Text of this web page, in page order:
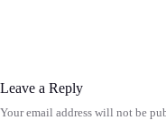
Leave a Reply
Your email address will not be